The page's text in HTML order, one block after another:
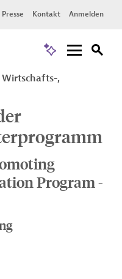
Presse Kontakt Anmelden
Wirtschafts-,
Program -